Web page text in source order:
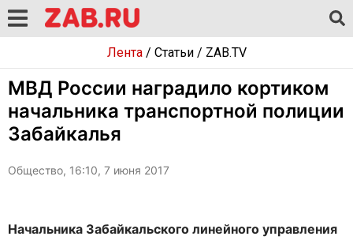
Лента/ Статьи/ ZAB.TV
МВД России наградило кортиком
начальника транспортной полиции
Забайкалья
Общество, 16:10, 7 июня 2017
Начальника Забайкальского линейного управления